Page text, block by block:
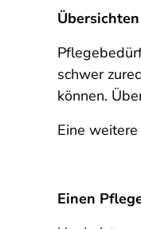
Übersichten
schwer
können.
Eine
Einen